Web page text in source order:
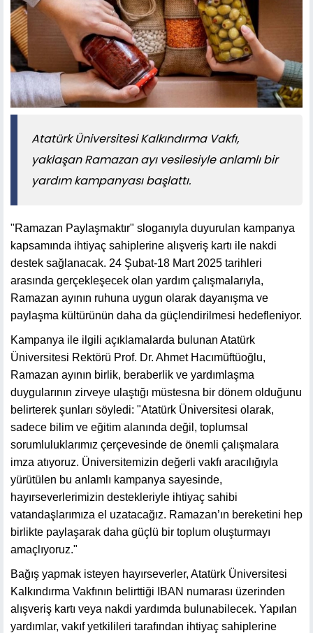
Atatürk Üniversitesi Kalkındırma Vakfı,
yaklaşan Ramazan ayı vesilesiyle anlamlı bir
yardım kampanyası başlattı.
"Ramazan Paylaşmaktır" sloganıyla duyurulan kampanya
kapsamında ihtiyaç sahiplerine alışveriş kartı ile nakdi
destek sağlanacak. 24 Şubat-18 Mart 2025 tarihleri
arasında gerçekleşecek olan yardım çalışmalarıyla,
Ramazan ayının ruhuna uygun olarak dayanışma ve
paylaşma kültürünün daha da güçlendirilmesi hedefleniyor.
Kampanya ile ilgili açıklamalarda bulunan Atatürk
Üniversitesi Rektörü Prof. Dr. Ahmet Hacımüftüoğlu,
Ramazan ayının birlik, beraberlik ve yardımlaşma
duygularının zirveye ulaştığı müstesna bir dönem olduğunu
belirterek şunları söyledi: "Atatürk Üniversitesi olarak,
sadece bilim ve eğitim alanında değil, toplumsal
sorumluluklarımız çerçevesinde de önemli çalışmalara
imza atıyoruz. Üniversitemizin değerli vakfı aracılığıyla
yürütülen bu anlamlı kampanya sayesinde,
hayırseverlerimizin destekleriyle ihtiyaç sahibi
vatandaşlarımıza el uzatacağız. Ramazan’ın bereketini hep
birlikte paylaşarak daha güçlü bir toplum oluşturmayı
amaçlıyoruz."
Bağış yapmak isteyen hayırseverler, Atatürk Üniversitesi
Kalkındırma Vakfının belirttiği IBAN numarası üzerinden
alışveriş kartı veya nakdi yardımda bulunabilecek. Yapılan
yardımlar, vakıf yetkilileri tarafından ihtiyaç sahiplerine